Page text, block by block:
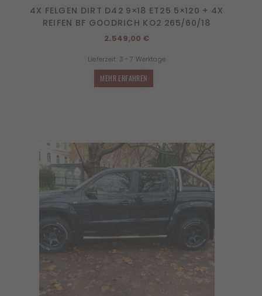
4X FELGEN DIRT D42 9×18 ET25 5×120 + 4X
REIFEN BF GOODRICH KO2 265/60/18
2.549,00 €
Lieferzeit: 3 - 7 Werktage
MEHR ERFAHREN